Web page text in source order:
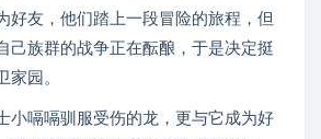
好友，他们踏上一段冒险的旅程，但
己族群的战争正在酝酿，于是决定挺
家园。
小嗝嗝驯服受伤的龙，更与它成为好